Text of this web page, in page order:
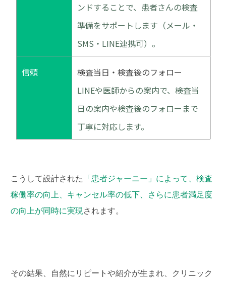
ンドすることで、患者さんの検査
準備をサポートします（メール・
SMS・LINE連携可）。
信頼
検査当日・検査後のフォロー
LINEや医師からの案内で、検査当
日の案内や検査後のフォローまで
丁寧に対応します。
こうして設計された 「患者ジャーニー」によって、検査
稼働率の向上、キャンセル率の低下、さらに患者満足度
の向上が同時に実現されます。
その結果、自然にリピートや紹介が生まれ、クリニック